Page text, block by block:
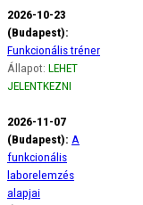
2026-10-23
(Budapest):
Funkcionális tréner
Állapot: LEHET
JELENTKEZNI
2026-11-07
(Budapest): A
funkcionális
laborelemzés
alapjai